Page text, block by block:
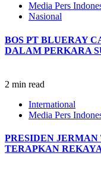
Media Pers
Nasional
BOS PT BLUERAY
DALAM PERKARA
2 min read
International
Media Pers
PRESIDEN
TERAPKAN